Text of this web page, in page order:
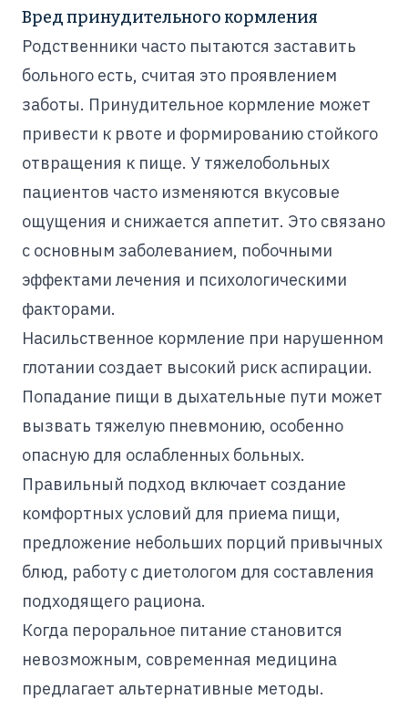
Вред принудительного кормления
Родственники часто пытаются заставить
больного есть, считая это проявлением
заботы. Принудительное кормление может
привести к рвоте и формированию стойкого
отвращения к пище. У тяжелобольных
пациентов часто изменяются вкусовые
ощущения и снижается аппетит. Это связано
с основным заболеванием, побочными
эффектами лечения и психологическими
факторами.
Насильственное кормление при нарушенном
глотании создает высокий риск аспирации.
Попадание пищи в дыхательные пути может
вызвать тяжелую пневмонию, особенно
опасную для ослабленных больных.
Правильный подход включает создание
комфортных условий для приема пищи,
предложение небольших порций привычных
блюд, работу с диетологом для составления
подходящего рациона.
Когда пероральное питание становится
невозможным, современная медицина
предлагает альтернативные методы.